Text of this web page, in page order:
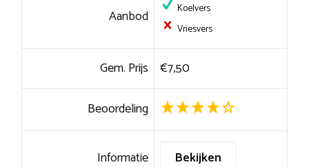
Aanbod
Koelvers
Vriesvers
Gem. Prijs €7,50
Beoordeling
Informatie Bekijken